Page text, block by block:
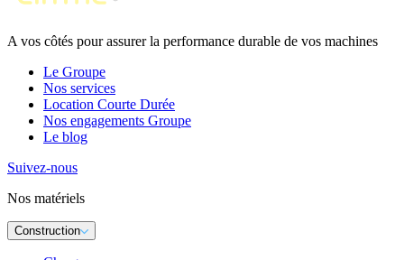
A vos côtés pour assurer la performance durable de vos machines
Le Groupe
Nos services
Location Courte Durée
Nos engagements Groupe
Le blog
Suivez-nous
Nos matériels
Construction